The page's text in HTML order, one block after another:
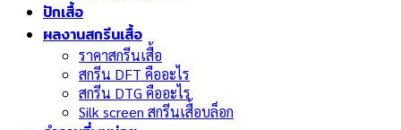
ปักเสื้อ
ผลงานสกรีนเสื้อ
ราคาสกรีนเสื้อ
สกรีน DFT คืออะไร
สกรีน DTG คืออะไร
Silk screen สกรีนเสื้อบล็อก